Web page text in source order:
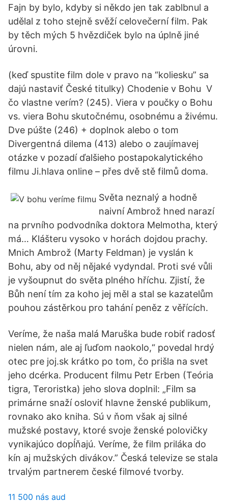
Fajn by bylo, kdyby si někdo jen tak zablbnul a
udělal z toho stejně svěží celovečerní film. Pak
by těch mých 5 hvězdiček bylo na úplně jiné
úrovni.
(keď spustite film dole v pravo na “koliesku” sa
dajú nastaviť České titulky) Chodenie v Bohu V
čo vlastne verím? (245). Viera v poučky o Bohu
vs. viera Bohu skutočnému, osobnému a živému.
Dve púšte (246) + doplnok alebo o tom
Divergentná dilema (413) alebo o zaujímavej
otázke v pozadí ďalšieho postapokalytického
filmu Ji.hlava online – přes dvě stě filmů doma.
Světa neznalý a hodně
naivní Ambrož hned narazí
na prvního podvodníka doktora Melmotha, který
má… Klášteru vysoko v horách dojdou prachy.
Mnich Ambrož (Marty Feldman) je vyslán k
Bohu, aby od něj nějaké vydyndal. Proti své vůli
je vyšoupnut do světa plného hříchu. Zjistí, že
Bůh není tím za koho jej měl a stal se kazatelům
pouhou zástěrkou pro tahání peněz z věřících.
Veríme, že naša malá Maruška bude robiť radosť
nielen nám, ale aj ľuďom naokolo,“ povedal hrdý
otec pre joj.sk krátko po tom, čo prišla na svet
jeho dcérka. Producent filmu Petr Erben (Teória
tigra, Teroristka) jeho slova doplnil: „Film sa
primárne snaží osloviť hlavne ženské publikum,
rovnako ako kniha. Sú v ňom však aj silné
mužské postavy, ktoré svoje ženské polovičky
vynikajúco dopĺňajú. Veríme, že film priláka do
kín aj mužských divákov.” Česká televize se stala
trvalým partnerem české filmové tvorby.
11 500 nás aud